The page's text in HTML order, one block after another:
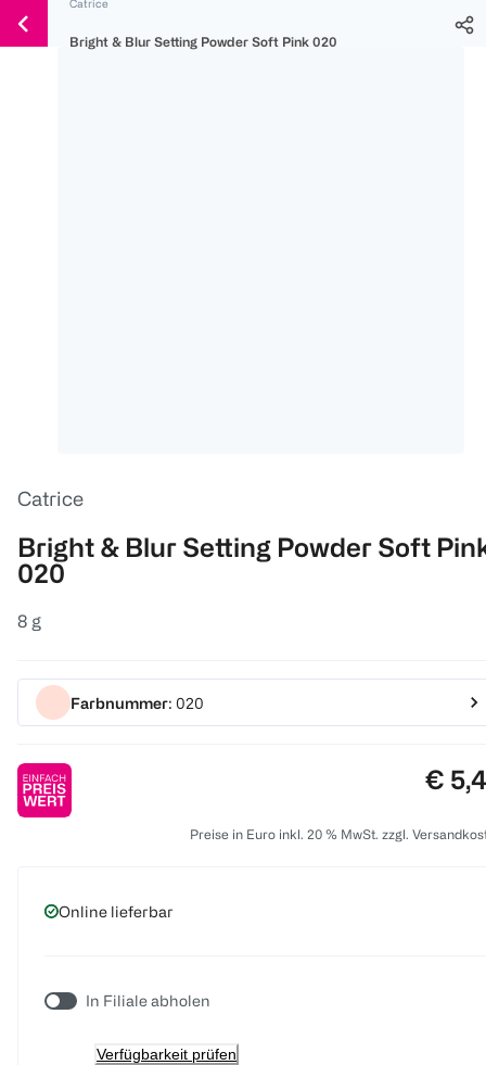
150 Ös
300 Ös
500 Ös
Weiter
zum
Catrice
Bright & Blur Setting Powder Soft Pink 020
Catrice
Bright & Blur Setting Powder Soft
020
8 g
Farbnummer: 020
€
Preise in Euro inkl. 20 % MwSt. zzgl.
Online lieferbar
In Filiale abholen
Verfügbarkeit prüfen